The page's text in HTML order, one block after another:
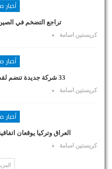
أخبار
تراجع التضخم في الصين
كريستين اسامة
أخبار
33 شركة جديدة تنضم لقطاع الذهب في السودان
كريستين اسامة
أخبار
العراق وتركيا يوقعان
كريستين اسامة